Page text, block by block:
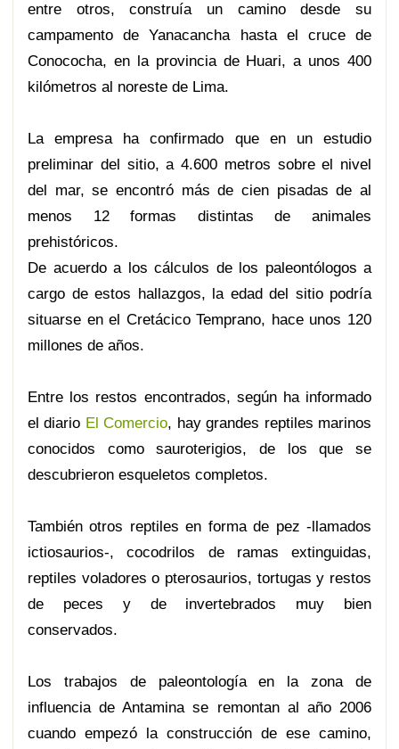
entre otros, construía un camino desde su
campamento de Yanacancha hasta el cruce de
Conococha, en la provincia de Huari, a unos 400
kilómetros al noreste de Lima.
La empresa ha confirmado que en un estudio
preliminar del sitio, a 4.600 metros sobre el nivel
del mar, se encontró más de cien pisadas de al
menos 12 formas distintas de animales
prehistóricos.
De acuerdo a los cálculos de los paleontólogos a
cargo de estos hallazgos, la edad del sitio podría
situarse en el Cretácico Temprano, hace unos 120
millones de años.
Entre los restos encontrados, según ha informado
el diario El Comercio, hay grandes reptiles marinos
conocidos como sauroterigios, de los que se
descubrieron esqueletos completos.
También otros reptiles en forma de pez -llamados
ictiosaurios-, cocodrilos de ramas extinguidas,
reptiles voladores o pterosaurios, tortugas y restos
de peces y de invertebrados muy bien
conservados.
Los trabajos de paleontología en la zona de
influencia de Antamina se remontan al año 2006
cuando empezó la construcción de ese camino,